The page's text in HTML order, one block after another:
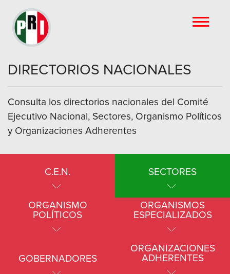
DIRECTORIOS NACIONALES
Consulta los directorios nacionales del Comité
Ejecutivo Nacional, Sectores, Organismo Políticos
y Organizaciones Adherentes
C.E.N. SECTORES
ORGANISMO
POLÍTICOS
ORGANISMOS
ESPECIALIZADOS
GOBERNADORES
ORGANIZACIONES
ADHERENTES